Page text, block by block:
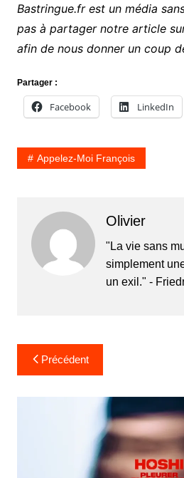
Bastringue.fr est un média
pas à partager notre article
afin de nous donner un coup
Partager :
Facebook LinkedIn
Appelez-Moi François
Olivier
"La vie sans
simplement
un exil." -
Navigation
de
l’article
Précédent